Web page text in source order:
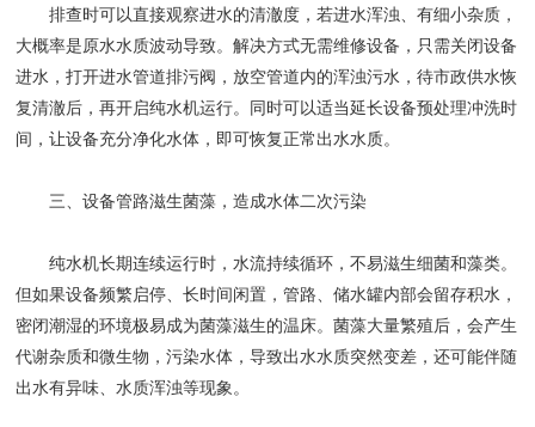
排查时可以直接观察进水的清澈度，若进水浑浊、有细小杂质，
大概率是原水水质波动导致。解决方式无需维修设备，只需关闭设备
进水，打开进水管道排污阀，放空管道内的浑浊污水，待市政供水恢
复清澈后，再开启纯水机运行。同时可以适当延长设备预处理冲洗时
间，让设备充分净化水体，即可恢复正常出水水质。
三、设备管路滋生菌藻，造成水体二次污染
纯水机长期连续运行时，水流持续循环，不易滋生细菌和藻类。
但如果设备频繁启停、长时间闲置，管路、储水罐内部会留存积水，
密闭潮湿的环境极易成为菌藻滋生的温床。菌藻大量繁殖后，会产生
代谢杂质和微生物，污染水体，导致出水水质突然变差，还可能伴随
出水有异味、水质浑浊等现象。